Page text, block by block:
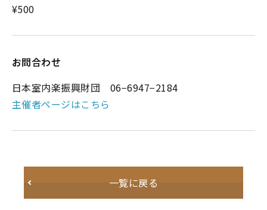
¥500
お問合わせ
日本室内楽振興財団 06−6947−2184
主催者ページはこちら
一覧に戻る